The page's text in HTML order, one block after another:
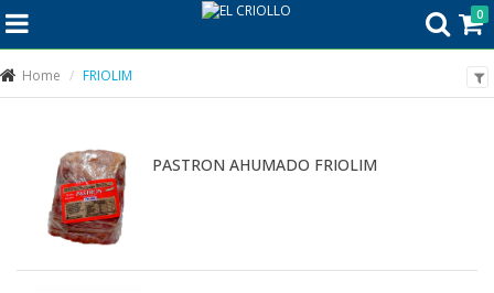
0
Home FRIOLIM
PASTRON AHUMADO FRIOLIM